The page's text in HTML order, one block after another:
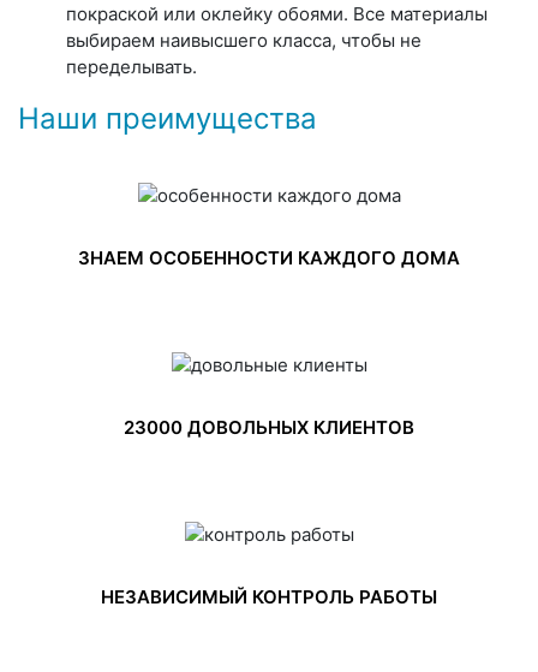
покраской или оклейку обоями. Все материалы
выбираем наивысшего класса, чтобы не
переделывать.
Наши преимущества
ЗНАЕМ ОСОБЕННОСТИ КАЖДОГО ДОМА
23000 ДОВОЛЬНЫХ КЛИЕНТОВ
НЕЗАВИСИМЫЙ КОНТРОЛЬ РАБОТЫ